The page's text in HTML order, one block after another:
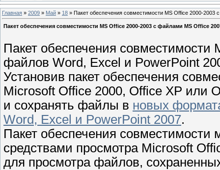
Главная » 2009 » Май » 18 » Пакет обеспечения совместимости MS Office 2000-2003
Пакет обеспечения совместимости MS Office 2000-2003 с файлами MS Office
Пакет обеспечения
файлов Word, Excel и PowerPoint
Установив пакет обеспечения
Microsoft Office 2000, Office XP или
и сохранять файлы в новых
Word, Excel и PowerPoint 2007.
Пакет обеспечения совместимости
средствами просмотра Microsoft
для просмотра файлов,